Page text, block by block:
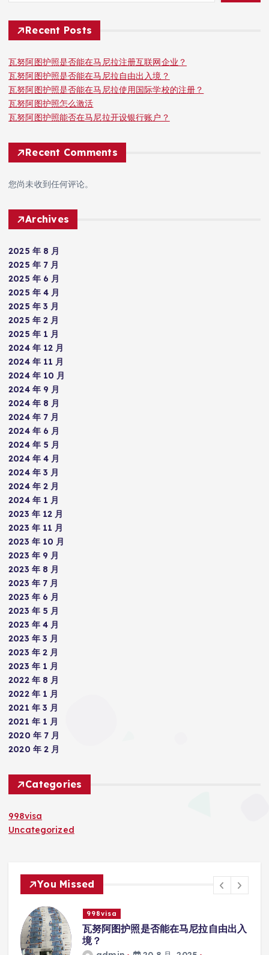
Recent Posts
瓦努阿图护照是否能在马尼拉注册互联网企业？
瓦努阿图护照是否能在马尼拉自由出入境？
瓦努阿图护照是否能在马尼拉使用国际学校的注册？
瓦努阿图护照怎么激活
瓦努阿图护照能否在马尼拉开设银行账户？
Recent Comments
您尚未收到任何评论。
Archives
2025 年 8 月
2025 年 7 月
2025 年 6 月
2025 年 4 月
2025 年 3 月
2025 年 2 月
2025 年 1 月
2024 年 12 月
2024 年 11 月
2024 年 10 月
2024 年 9 月
2024 年 8 月
2024 年 7 月
2024 年 6 月
2024 年 5 月
2024 年 4 月
2024 年 3 月
2024 年 2 月
2024 年 1 月
2023 年 12 月
2023 年 11 月
2023 年 10 月
2023 年 9 月
2023 年 8 月
2023 年 7 月
2023 年 6 月
2023 年 5 月
2023 年 4 月
2023 年 3 月
2023 年 2 月
2023 年 1 月
2022 年 8 月
2022 年 1 月
2021 年 3 月
2021 年 1 月
2020 年 7 月
2020 年 2 月
Categories
998visa
Uncategorized
You Missed
998visa
瓦努阿图护照是否能在马尼拉使用国际
学校的注册？